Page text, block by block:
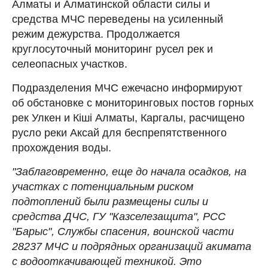
Алматы и Алматинской области силы и
средства МЧС переведены на усиленный
режим дежурства. Продолжается
круглосуточный мониторинг русел рек и
селеопасных участков.
Подразделения МЧС ежечасно информируют
об обстановке с мониторинговых постов горных
рек Улкен и Кіші Алматы, Каргалы, расчищено
русло реки Аксай для беспрепятственного
прохождения воды.
"Заблаговременно, еще до начала осадков, на
участках с потенциальным риском
подтоплений были размещены силы и
средства ДЧС, ГУ "Казселезащита", РСС
"Барыс", Службы спасения, воинской части
28237 МЧС и подрядных организаций акимата
с водооткачивающей техникой. Это